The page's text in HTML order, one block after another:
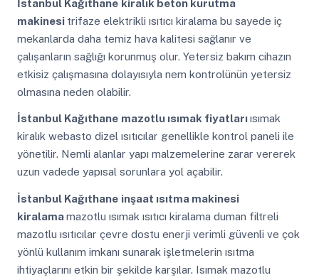
İstanbul Kağıthane kiralık beton kurutma
makinesi trifaze elektrikli ısıtıcı kiralama bu sayede iç
mekanlarda daha temiz hava kalitesi sağlanır ve
çalışanların sağlığı korunmuş olur. Yetersiz bakım cihazın
etkisiz çalışmasına dolayısıyla nem kontrolünün yetersiz
olmasına neden olabilir.
İstanbul Kağıthane mazotlu ısımak fiyatlarıısımak
kiralık webasto dizel ısıtıcılar genellikle kontrol paneli ile
yönetilir. Nemli alanlar yapı malzemelerine zarar vererek
uzun vadede yapısal sorunlara yol açabilir.
İstanbul Kağıthane inşaat ısıtma makinesi
kiralamamazotlu ısımak ısıtıcı kiralama duman filtreli
mazotlu ısıtıcılar çevre dostu enerji verimli güvenli ve çok
yönlü kullanım imkanı sunarak işletmelerin ısıtma
ihtiyaçlarını etkin bir şekilde karşılar. Isımak mazotlu